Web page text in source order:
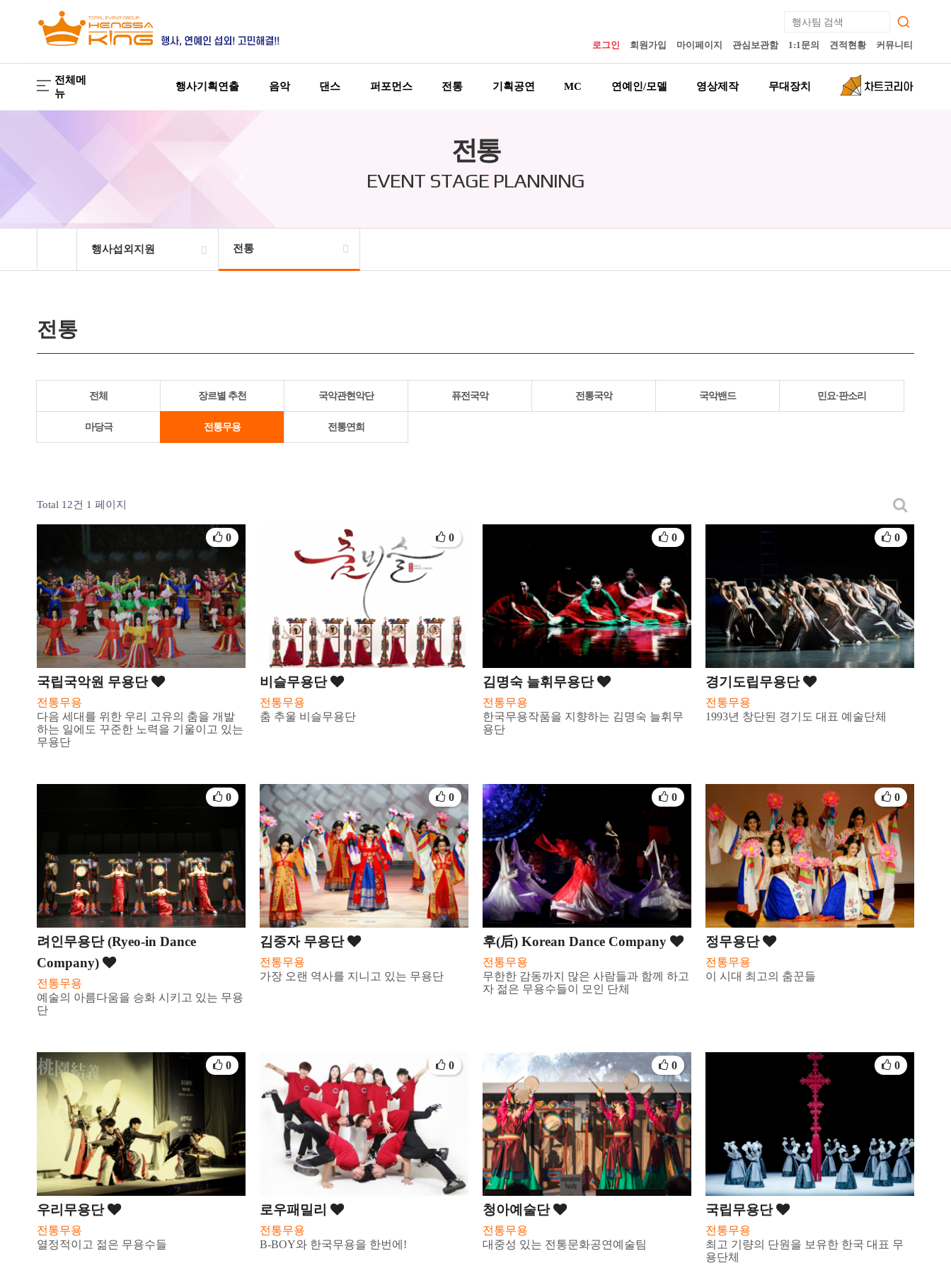
로그인 회원가입 마이페이지 관심보관함 1:1문의 견적현황 커뮤니티
전체메
뉴
행사기획연출 음악 댄스 퍼포먼스 전통 기획공연 MC 연예인/모델 영상제작 무대장치
전통
EVENT STAGE PLANNING
행사섭외지원 전통
전통
전체 장르별 추천 국악관현악단 퓨전국악 전통국악 국악밴드 민요·판소리
마당극 전통무용 전통연희
Total 12건 1 페이지
국립국악원 무용단
전통무용
다음 세대를 위한 우리 고유의 춤을 개발
하는 일에도 꾸준한 노력을 기울이고 있는
무용단
0
비슬무용단
전통무용
춤 추울 비슬무용단
0
김명숙 늘휘무용단
전통무용
한국무용작품을 지향하는 김명숙 늘휘무
용단
0
경기도립무용단
전통무용
1993년 창단된 경기도 대표 예술단체
0
려인무용단 (Ryeo-in Dance
Company)
전통무용
예술의 아름다움을 승화 시키고 있는 무용
단
0
김중자 무용단
전통무용
가장 오랜 역사를 지니고 있는 무용단
0
후(后) Korean Dance Company
전통무용
무한한 감동까지 많은 사람들과 함께 하고
자 젊은 무용수들이 모인 단체
0
정무용단
전통무용
이 시대 최고의 춤꾼들
0
우리무용단
전통무용
열정적이고 젊은 무용수들
0
로우패밀리
전통무용
B-BOY와 한국무용을 한번에!
0
청아예술단
전통무용
대중성 있는 전통문화공연예술팀
0
국립무용단
전통무용
최고 기량의 단원을 보유한 한국 대표 무
용단체
0